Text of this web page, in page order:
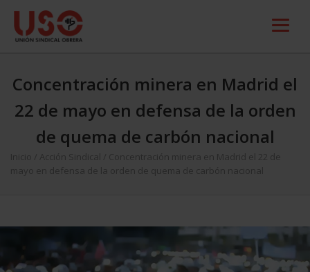
Concentración minera en Madrid el
22 de mayo en defensa de la orden
de quema de carbón nacional
Inicio Acción Sindical
Concentración minera en Madrid el 22 de
mayo en defensa de la orden de quema de carbón nacional